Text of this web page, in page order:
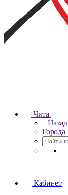
Чита
Назад
Города
Кабинет